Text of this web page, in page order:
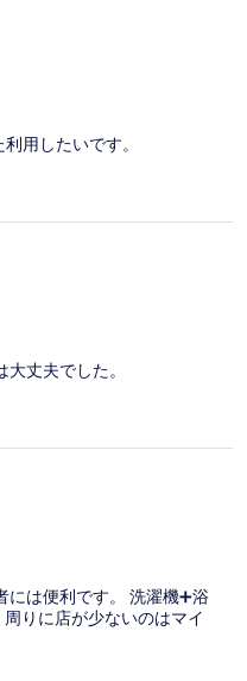
用したいです。
丈夫でした。
は便利です。 洗濯機➕浴
りに店が少ないのはマイ